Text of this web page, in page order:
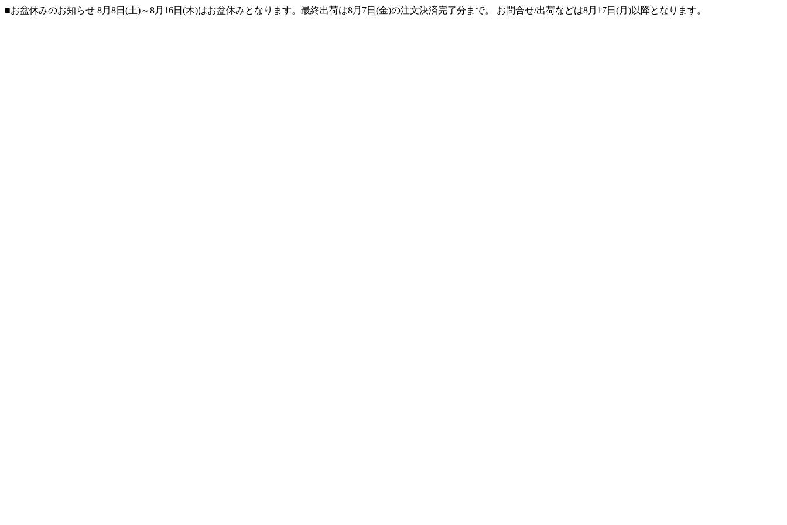
■お盆休みのお知らせ 8月8日(土)～8月16日(木)はお盆休みとなります。最終出荷は8月7日(金)の注文決済完了分まで。 お問合せ/出荷などは8月17日(月)以降となります。